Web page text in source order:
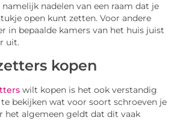
nadelen van een raam dat je
open kunt zetten. Voor andere
in bepaalde kamers van het huis juist
uit.
kopen
wilt kopen is het ook verstandig
bekijken wat voor soort schroeven je
het algemeen geldt dat dit vaak